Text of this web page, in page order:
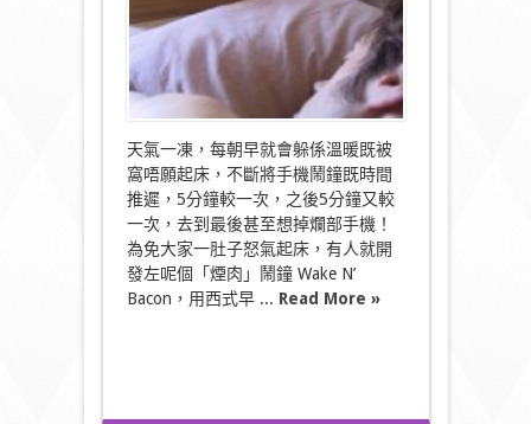
醒
你〉
中
天氣一凍，每朝早就會躲係溫暖既被
窩唔願起床，不斷將手機鬧鐘既時間
推遲，5分鐘較一次，之後5分鐘又較
一次，去到最後甚至想掉爛部手機！
為免大家一肚子怒氣起床，有人就開
發左呢個「煙肉」鬧鐘 Wake N’
Bacon，用西式早 ... Read More »